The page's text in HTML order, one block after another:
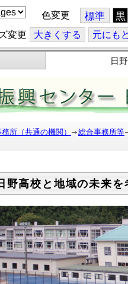
色変更 標準 黒
変更 大きくする 元にも
日
所（共通の機関） 総合事務所等
野高校と地域の未来